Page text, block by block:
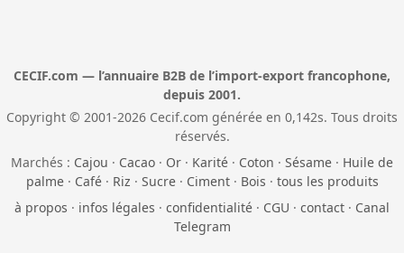
CECIF.com — l’annuaire B2B de l’import-export francophone,
depuis 2001.
Copyright © 2001-2026 Cecif.com générée en 0,142s. Tous droits
réservés.
Marchés : Cajou · Cacao · Or · Karité · Coton · Sésame · Huile de
palme· Café· Riz · Sucre· Ciment· Bois · tous les produits
à propos · infos légales · confidentialité · CGU · contact · Canal
Telegram